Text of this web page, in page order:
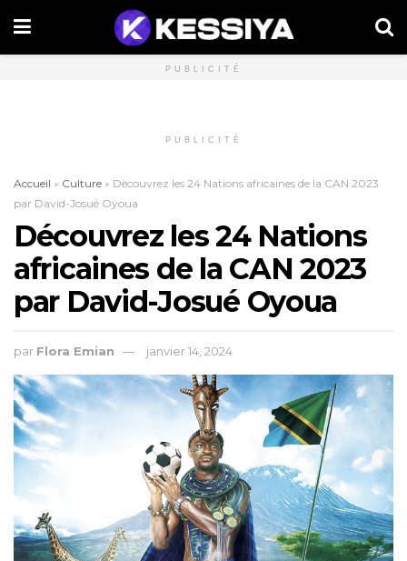
PUBLICITÉ
PUBLICITÉ
Accueil » Culture » Découvrez les 24 Nations africaines de la CAN 2023
par David-Josué Oyoua
Découvrez les 24 Nations
africaines de la CAN 2023
par David-Josué Oyoua
par Flora Emian janvier 14, 2024